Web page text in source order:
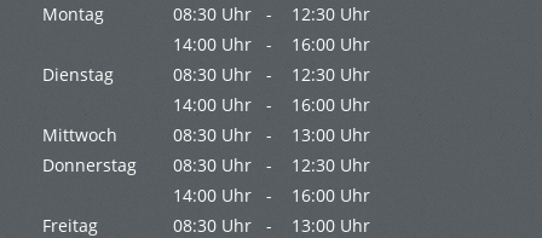
Montag 08:30 Uhr -
12:30 Uhr
14:00 Uhr -
16:00 Uhr
Dienstag
08:30 Uhr -
12:30 Uhr
14:00 Uhr -
16:00 Uhr
Mittwoch
08:30 Uhr -
13:00 Uhr
Donnerstag
08:30 Uhr -
12:30 Uhr
14:00 Uhr -
16:00 Uhr
Freitag
08:30 Uhr - 13:00 Uhr